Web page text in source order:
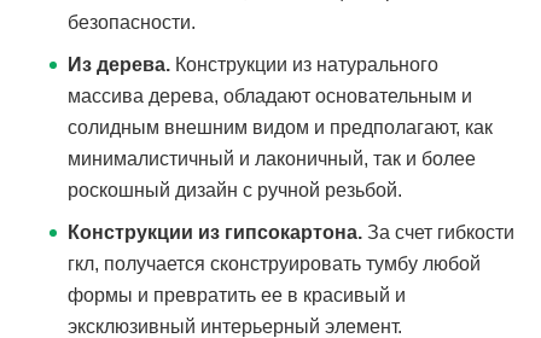
безопасности.
Из дерева. Конструкции из натурального
массива дерева, обладают основательным и
солидным внешним видом и предполагают, как
минималистичный и лаконичный, так и более
роскошный дизайн с ручной резьбой.
Конструкции из гипсокартона. За счет гибкости
гкл, получается сконструировать тумбу любой
формы и превратить ее в красивый и
эксклюзивный интерьерный элемент.